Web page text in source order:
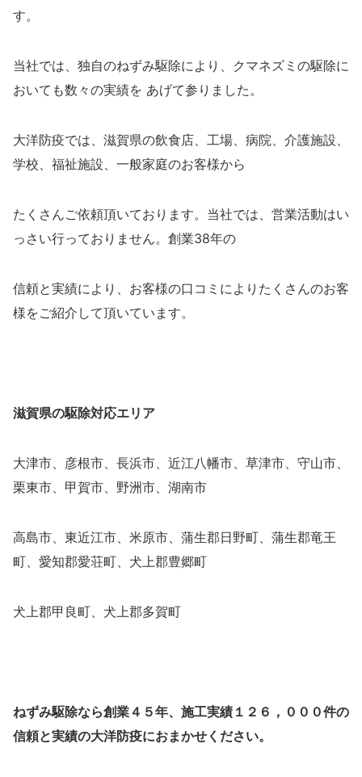
す。
当社では、独自のねずみ駆除により、クマネズミの駆除に
おいても数々の実績を あげて参りました。
大洋防疫では、滋賀県の飲食店、工場、病院、介護施設、
学校、福祉施設、一般家庭のお客様から
たくさんご依頼頂いております。当社では、営業活動はい
っさい行っておりません。創業38年の
信頼と実績により、お客様の口コミによりたくさんのお客
様をご紹介して頂いています。
滋賀県の駆除対応エリア
大津市、彦根市、長浜市、近江八幡市、草津市、守山市、
栗東市、甲賀市、野洲市、湖南市
高島市、東近江市、米原市、蒲生郡日野町、蒲生郡竜王
町、愛知郡愛荘町、犬上郡豊郷町
犬上郡甲良町、犬上郡多賀町
ねずみ駆除なら創業４５年、施工実績１２６，０００件の
信頼と実績の大洋防疫におまかせください。